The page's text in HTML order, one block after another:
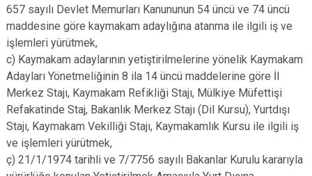
657 sayılı Devlet Memurları Kanununun 54 üncü ve 74 üncü
maddesine göre kaymakam adaylığına atanma ile ilgili iş ve
işlemleri yürütmek,
c) Kaymakam adaylarının yetiştirilmelerine yönelik Kaymakam
Adayları Yönetmeliğinin 8 ila 14 üncü maddelerine göre İl
Merkez Stajı, Kaymakam Refikliği Stajı, Mülkiye Müfettişi
Refakatinde Staj, Bakanlık Merkez Stajı (Dil Kursu), Yurtdışı
Stajı, Kaymakam Vekilliği Stajı, Kaymakamlık Kursu ile ilgili iş
ve işlemleri yürütmek,
ç) 21/1/1974 tarihli ve 7/7756 sayılı Bakanlar Kurulu kararıyla